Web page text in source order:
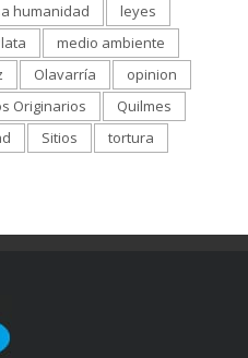
humanidad
leyes
medio ambiente
Olavarría
opinion
Originarios
Quilmes
Sitios
tortura